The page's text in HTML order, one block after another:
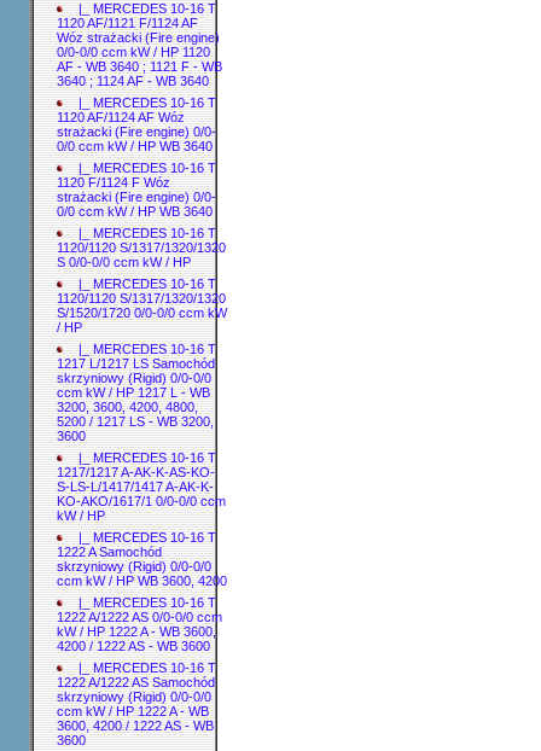
|_ MERCEDES 10-16 T
1120 AF/1121 F/1124 AF
Wóz strażacki (Fire engine)
0/0-0/0 ccm kW / HP 1120
AF - WB 3640 ; 1121 F - WB
3640 ; 1124 AF - WB 3640
|_ MERCEDES 10-16 T
1120 AF/1124 AF Wóz
strażacki (Fire engine) 0/0-
0/0 ccm kW / HP WB 3640
|_ MERCEDES 10-16 T
1120 F/1124 F Wóz
strażacki (Fire engine) 0/0-
0/0 ccm kW / HP WB 3640
|_ MERCEDES 10-16 T
1120/1120 S/1317/1320/1320
S 0/0-0/0 ccm kW / HP
|_ MERCEDES 10-16 T
1120/1120 S/1317/1320/1320
S/1520/1720 0/0-0/0 ccm kW
/ HP
|_ MERCEDES 10-16 T
1217 L/1217 LS Samochód
skrzyniowy (Rigid) 0/0-0/0
ccm kW / HP 1217 L - WB
3200, 3600, 4200, 4800,
5200 / 1217 LS - WB 3200,
3600
|_ MERCEDES 10-16 T
1217/1217 A-AK-K-AS-KO-
S-LS-L/1417/1417 A-AK-K-
KO-AKO/1617/1 0/0-0/0 ccm
kW / HP
|_ MERCEDES 10-16 T
1222 A Samochód
skrzyniowy (Rigid) 0/0-0/0
ccm kW / HP WB 3600, 4200
|_ MERCEDES 10-16 T
1222 A/1222 AS 0/0-0/0 ccm
kW / HP 1222 A - WB 3600,
4200 / 1222 AS - WB 3600
|_ MERCEDES 10-16 T
1222 A/1222 AS Samochód
skrzyniowy (Rigid) 0/0-0/0
ccm kW / HP 1222 A - WB
3600, 4200 / 1222 AS - WB
3600